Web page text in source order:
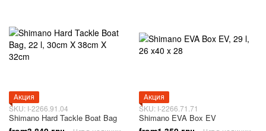
Акция
SKU: I-2266.91.04
Shimano Hard Tackle Boat Bag
Акция
SKU: I-2266.71.71
Shimano EVA Box EV